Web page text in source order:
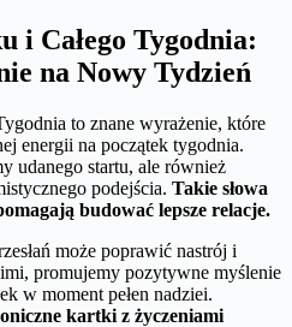
i Całego Tygodnia:
na Nowy Tydzień
to znane wyrażenie, które
energii na początek tygodnia.
udanego startu, ale również
podejścia. Takie słowa
budować lepsze relacje.
może poprawić nastrój i
promujemy pozytywne myślenie
w moment pełen nadziei.
kartki z życzeniami